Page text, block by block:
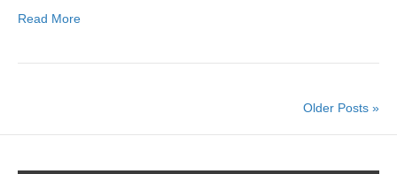
Read More
Older Posts »